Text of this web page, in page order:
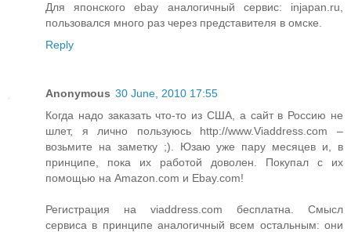
Для японского ebay аналогичный сервис: injapan.ru,
пользовался много раз через представителя в омске.
Reply
Anonymous 30 June, 2010 17:55
Когда надо заказать что-то из США, а сайт в Россию не
шлет, я лично пользуюсь http://www.Viaddress.com –
возьмите на заметку ;). Юзаю уже пару месяцев и, в
принципе, пока их работой доволен. Покупал с их
помощью на Amazon.com и Ebay.com!
Регистрация на viaddress.com бесплатна. Смысл
сервиса в принципе аналогичный всем остальным: они